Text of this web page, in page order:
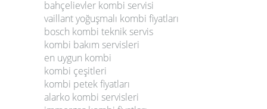
bahçelievler kombi servisi
vaillant yoğuşmalı kombi fiyatları
bosch kombi teknik servis
kombi bakım servisleri
en uygun kombi
kombi çeşitleri
kombi petek fiyatları
alarko kombi servisleri